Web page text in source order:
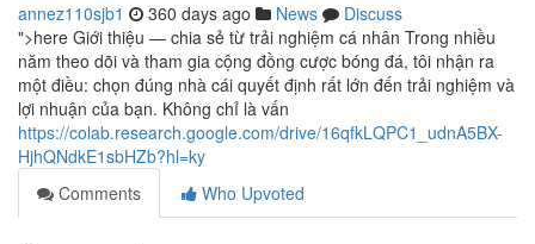
annez110sjb1 360 days ago News
Discuss
">here Giới thiệu — chia sẻ từ trải nghiệm cá nhân Trong nhiều
năm theo dõi và tham gia cộng đồng cược bóng đá, tôi nhận ra
một điều: chọn đúng nhà cái quyết định rất lớn đến trải nghiệm và
lợi nhuận của bạn. Không chỉ là vấn
https://colab.research.google.com/drive/16qfkLQPC1_udnA5BX-
HjhQNdkE1sbHZb?hl=ky
Comments
Who Upvoted